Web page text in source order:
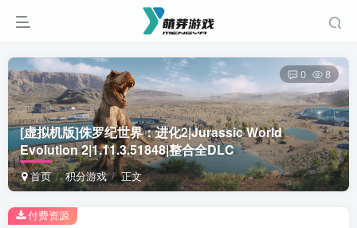
[虚拟机版]侏罗纪世界：进化2|Jurassic World
Evolution 2|1.11.3.51848|整合全DLC
首页 积分游戏 正文
0 8
付费资源